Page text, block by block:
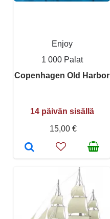
Enjoy
1 000 Palat
Copenhagen Old Harbor
14 päivän sisällä
15,00 €